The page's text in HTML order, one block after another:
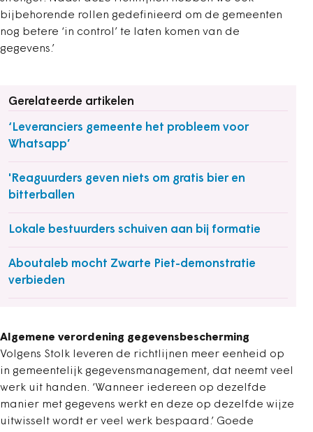
bijbehorende rollen gedefinieerd om de gemeenten
nog betere ‘in control’ te laten komen van de
gegevens.’
Gerelateerde artikelen
‘Leveranciers gemeente het probleem voor
Whatsapp’
'Reaguurders geven niets om gratis bier en
bitterballen
Lokale bestuurders schuiven aan bij formatie
Aboutaleb mocht Zwarte Piet-demonstratie
verbieden
Algemene verordening gegevensbescherming
Volgens Stolk leveren de richtlijnen meer eenheid op
in gemeentelijk gegevensmanagement, dat neemt veel
werk uit handen. ‘Wanneer iedereen op dezelfde
manier met gegevens werkt en deze op dezelfde wijze
uitwisselt wordt er veel werk bespaard.’ Goede